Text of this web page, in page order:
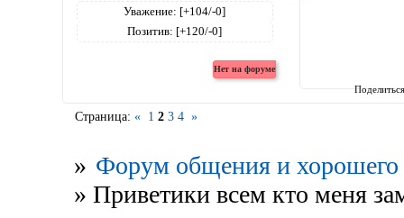
Уважение: [+104/-0]
Позитив: [+120/-0]
Страница: « 1 2 3 4 »
» Форум общения и хорошего
» Приветики всем кто меня